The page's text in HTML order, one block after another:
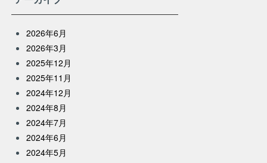
2026年6月
2026年3月
2025年12月
2025年11月
2024年12月
2024年8月
2024年7月
2024年6月
2024年5月